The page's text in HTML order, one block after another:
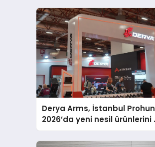
Derya Arms, İstanbul
2026’da yeni nesil ürünlerini
global marka vizyonunu
sergiledi